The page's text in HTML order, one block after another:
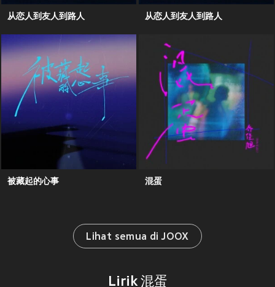
从恋人到友人到路人 从恋人到友人到路人
被藏起的心事 混蛋
Lihat semua di JOOX
Lirik 混蛋